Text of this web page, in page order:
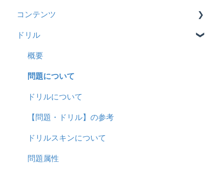
管理ユーザー・受講ユーザー
履歴
コンテンツ
CSV
ドキュメント
ビデオ
ドリル
メール
2025年3月アップデート
2024年12月アップデート
2024年8月アップデート
2024年5月アップデート
2023年12月アップデート
2023年11月アップデート
2023年8月アップデート
2023年4月アップデート
【旧レイアウト】ユーザー編集について
【旧レイアウト】ユーザーグループ設定
基本操作
新レイアウト
旧レイアウト
コース詳細設定の参考
ストレスチェック
CSVについて
コンテンツ
ビデオ
ドキュメント
多言語表示
リンク
ドリル
概要
問題について
ドリルについて
【問題・ドリル】の参考
ドリルスキンについて
問題属性